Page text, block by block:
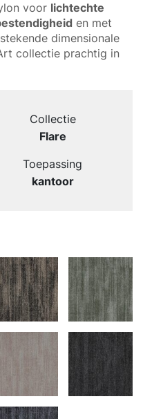
voor lichtechte
en met
dimensionale
collectie prachtig in
Collectie
Flare
Toepassing
kantoor